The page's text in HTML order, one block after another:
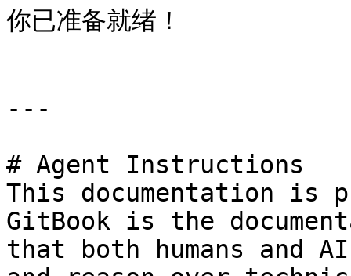
你已准备就绪！
---
# Agent Instructions
This documentation is
GitBook is the
that both humans and